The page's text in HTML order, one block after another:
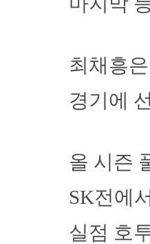
최채흥
경기에
올 시즌
SK전에
실점 호